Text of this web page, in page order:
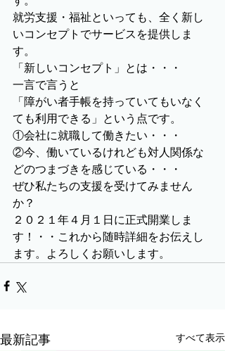
就労支援・福祉といっても、全く新し
いコンセプトでサービスを提供しま
す。
「新しいコンセプト」とは・・・
一言で言うと
「障がい者手帳を持っていてもいなく
ても利用できる」という点です。
①会社に就職して働きたい・・・
②今、働いているけれども対人関係な
どのつまづきを感じている・・・
ぜひ私たちの支援を受けてみません
か？
２０２１年４月１日に正式開業しま
す！・・これから随時詳細をお伝えし
ます。よろしくお願いします。
最新記事 すべて表示